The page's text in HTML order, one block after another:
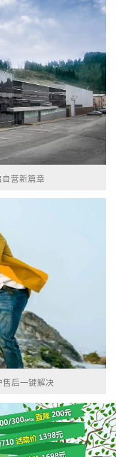
自营新篇章
售后一键解决